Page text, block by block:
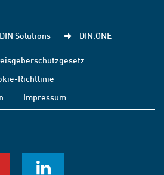
DIN Solutions DIN.ONE
Richtlinie
Impressum